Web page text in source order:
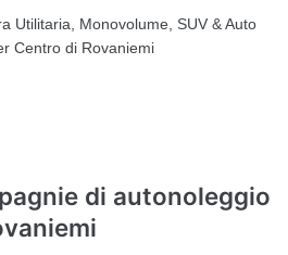
Utilitaria, Monovolume, SUV & Auto
Centro di Rovaniemi
di autonoleggio